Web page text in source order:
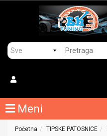
Meni
Početna TIPSKE PATOSNICE